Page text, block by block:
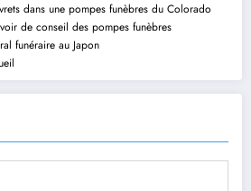
dans une pompes funèbres du Colorado
de conseil des pompes funèbres
funéraire au Japon